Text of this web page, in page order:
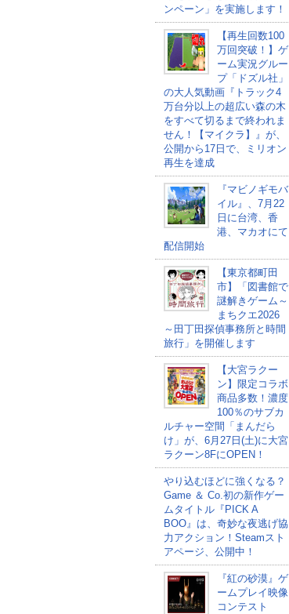
ンペーン」を実施します！
【再生回数100
万回突破！】ゲ
ーム実況グルー
プ「ドズル社」
の大人気動画『トラック4
万台分以上の超広い森の木
をすべて切るまで終われま
せん！【マイクラ】』が、
公開から17日で、ミリオン
再生を達成
『マビノギモバ
イル』、7月22
日に台湾、香
港、マカオにて
配信開始
【東京都町田
市】「図書館で
謎解きゲーム～
まちクエ2026
～田丁田探偵事務所と時間
旅行」を開催します
【大宮ラクー
ン】限定コラボ
商品多数！濃度
100％のサブカ
ルチャー空間「まんだら
け」が、6月27日(土)に大宮
ラクーン8FにOPEN！
やり込むほどに強くなる？
Game ＆ Co.初の新作ゲー
ムタイトル『PICK A
BOO』は、奇妙な夜逃げ協
力アクション！Steamスト
アページ、公開中！
『紅の砂漠』ゲ
ームプレイ映像
コンテスト